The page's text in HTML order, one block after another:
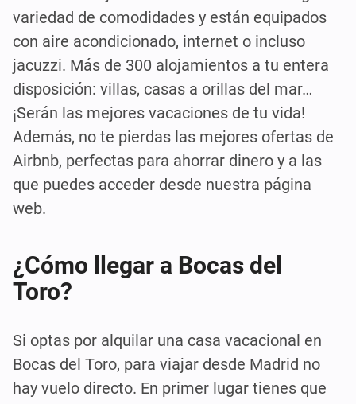
variedad de comodidades y están equipados
con aire acondicionado, internet o incluso
jacuzzi. Más de 300 alojamientos a tu entera
disposición: villas, casas a orillas del mar…
¡Serán las mejores vacaciones de tu vida!
Además, no te pierdas las mejores ofertas de
Airbnb, perfectas para ahorrar dinero y a las
que puedes acceder desde nuestra página
web.
¿Cómo llegar a Bocas del
Toro?
Si optas por alquilar una casa vacacional en
Bocas del Toro, para viajar desde Madrid no
hay vuelo directo. En primer lugar tienes que